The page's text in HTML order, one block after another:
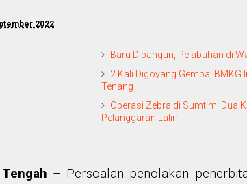
2022
Baru Dibangun, Pelabuhan di
2 Kali Digoyang Gempa, BMKG
Tenang
Operasi Zebra di Sumtim: Dua
Pelanggaran Lalin
– Persoalan penolakan